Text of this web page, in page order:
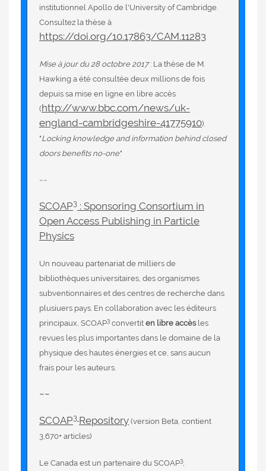
institutionnel Apollo de l'University of Cambridge.
Consultez la thèse à
https://doi.org/10.17863/CAM.11283
Mise à jour du 28 octobre 2017: La thèse de M.
Hawking a été consultée deux millions de fois
depuis sa mise en ligne en libre accès
(http://www.bbc.com/news/uk-
england-cambridgeshire-41775910).
"Locking knowledge and information behind closed
doors benefits no-one."
~~
SCOAP3 : Sponsoring Consortium in
Open Access Publishing in Particle
Physics
Un nouveau partenariat de milliers de
bibliothèques universitaires, des organismes
subventionnaires et des centres de recherche dans
plusiuers pays. En collaboration avec les éditeurs
principaux, SCOAP3 convertit en libre accèsles
revues les plus importantes dans le domaine de la
physique des hautes énergies et ce, sans aucun
frais pour les auteurs.
~~
SCOAP3 Repository (version Beta, contient
3,670+ articles)
Le Canada est un partenaire du SCOAP3;